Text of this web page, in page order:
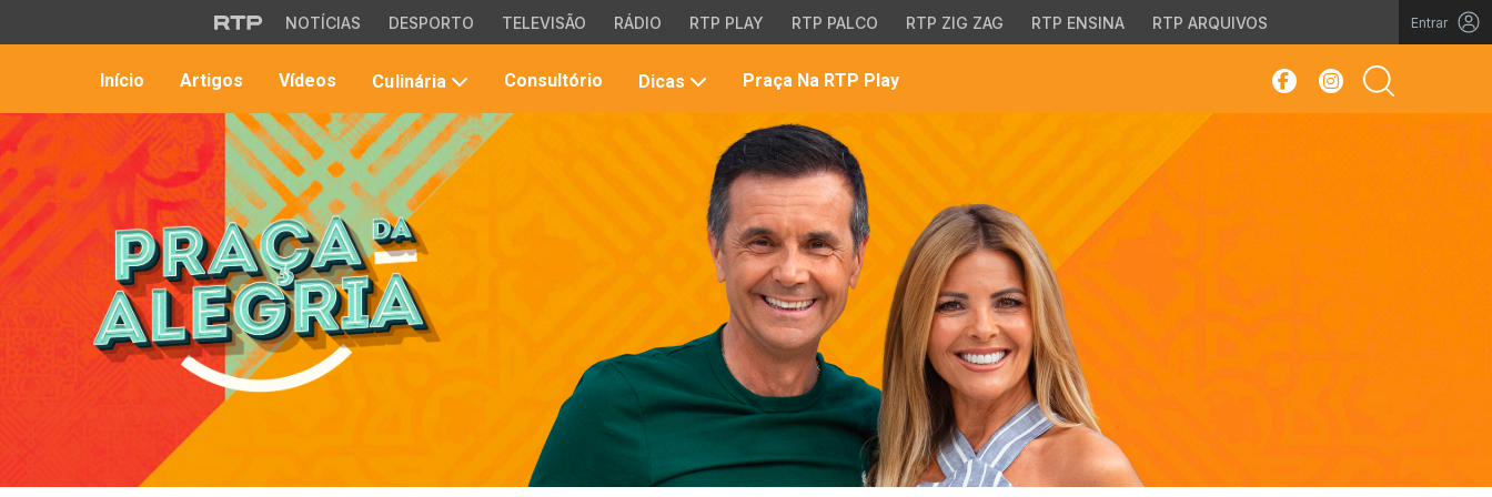
Saltar para o conteúdo principal
NOTÍCIAS DESPORTO TELEVISÃO RÁDIO RTP PLAY RTP PALCO RTP ZIG ZAG RTP ENSINA RTP ARQUIVOS Entrar
Início Artigos Vídeos Culinária Consultório Dicas Praça Na RTP Play
site